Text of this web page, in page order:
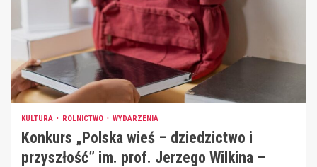
KULTURA ROLNICTWO WYDARZENIA
Konkurs „Polska wieś – dziedzictwo i
przyszłość” im. prof. Jerzego Wilkina –